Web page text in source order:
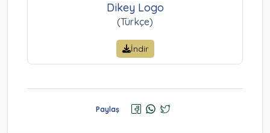
Dikey Logo
(Türkçe)
İndir
Paylaş